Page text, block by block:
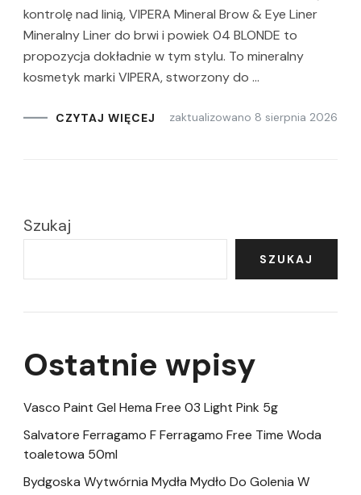
kontrolę nad linią, VIPERA Mineral Brow & Eye Liner
Mineralny Liner do brwi i powiek 04 BLONDE to
propozycja dokładnie w tym stylu. To mineralny
kosmetyk marki VIPERA, stworzony do …
CZYTAJ WIĘCEJ zaktualizowano 8 sierpnia 2026
Szukaj
SZUKAJ
Ostatnie wpisy
Vasco Paint Gel Hema Free 03 Light Pink 5g
Salvatore Ferragamo F Ferragamo Free Time Woda
toaletowa 50ml
Bydgoska Wytwórnia Mydła Mydło Do Golenia W